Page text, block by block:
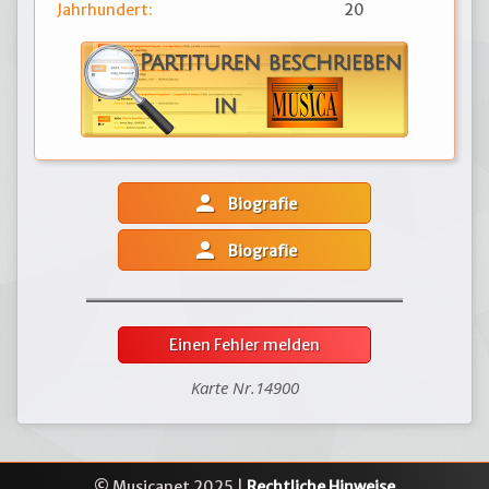
Jahrhundert: 20
person Biografie
person Biografie
Einen Fehler melden
Karte Nr.14900